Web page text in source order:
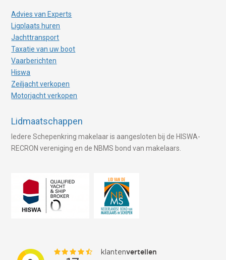
Advies van Experts
Ligplaats huren
Jachttransport
Taxatie van uw boot
Vaarberichten
Hiswa
Zeiljacht verkopen
Motorjacht verkopen
Lidmaatschappen
Iedere Schepenkring makelaar is aangesloten bij de HISWA-
RECRON vereniging en de NBMS bond van makelaars.